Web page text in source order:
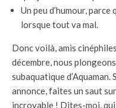
Un peu d’humour, parce
lorsque tout va mal.
Donc voilà, amis
décembre, nous
subaquatique d’Aquaman.
annonce, faites un saut
incroyable ! Dites-moi,